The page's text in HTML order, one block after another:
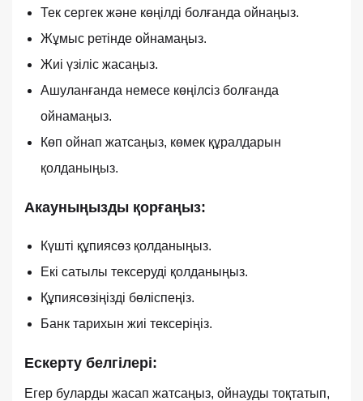
Тек сергек және көңілді болғанда ойнаңыз.
Жұмыс ретінде ойнамаңыз.
Жиі үзіліс жасаңыз.
Ашуланғанда немесе көңілсіз болғанда
ойнамаңыз.
Көп ойнап жатсаңыз, көмек құралдарын
қолданыңыз.
Акауныңызды қорғаңыз:
Күшті құпиясөз қолданыңыз.
Екі сатылы тексеруді қолданыңыз.
Құпиясөзіңізді бөліспеңіз.
Банк тарихын жиі тексеріңіз.
Ескерту белгілері:
Егер буларды жасап жатсаңыз, ойнауды тоқтатып,